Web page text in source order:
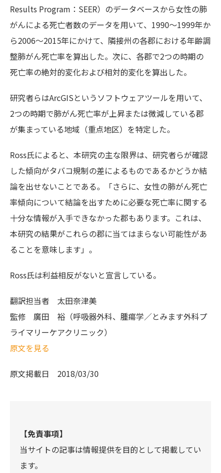
Results Program：SEER）のデータベースから女性の肺
がんによる死亡者数のデータを用いて、1990～1999年か
ら2006～2015年にかけて、隣接州の各郡における年齢調
整肺がん死亡率を算出した。次に、各郡で2つの時期の
死亡率の絶対的変化および相対的変化を算出した。
研究者らはArcGISというソフトウェアツールを用いて、
2つの時期で肺がん死亡率が上昇または微減している郡
が集まっている地域（重点地区）を特定した。
Ross氏によると、本研究の主な限界は、研究者らが確認
した傾向がタバコ規制の差によるものであるかどうか結
論を出せないことである。「さらに、女性の肺がん死亡
率傾向について結論を出すために必要な死亡率に関する
十分な情報が入手できなかった郡もあります。これは、
本研究の結果がこれらの郡に当てはまらない可能性があ
ることを意味します」。
Ross氏は利益相反がないと宣言している。
翻訳担当者 太田奈津美
監修 廣田 裕（呼吸器外科、腫瘍学／とみます外科プ
ライマリーケアクリニック）
原文を見る
原文掲載日 2018/03/30
【免責事項】
当サイトの記事は情報提供を目的として掲載してい
ます。